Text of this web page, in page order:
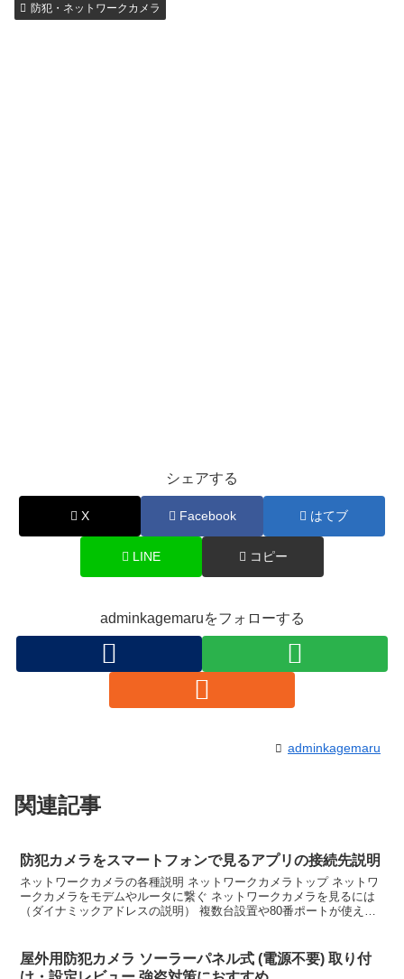
防犯・ネットワークカメラ
シェアする
X Facebook はてブ
LINE コピー
adminkagemaruをフォローする
adminkagemaru
関連記事
防犯カメラをスマートフォンで見るアプリの接続先説明
ネットワークカメラの各種説明 ネットワークカメラトップ ネットワ
ークカメラをモデムやルータに繋ぐ ネットワークカメラを見るには
（ダイナミックアドレスの説明） 複数台設置や80番ポートが使えな
屋外用防犯カメラ ソーラーパネル式 (電源不要) 取り付